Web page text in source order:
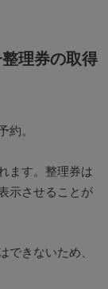
理券の取得
約。
ます。整理券は
示させることが
できないため、